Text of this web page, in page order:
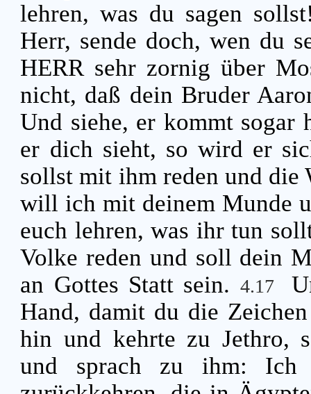
lehren, was du sagen
Herr, sende doch, wen du
HERR sehr zornig über
nicht, daß dein Bruder
Und siehe, er kommt sogar
er dich sieht, so wird er
sollst mit ihm reden und die
will ich mit deinem Munde
euch lehren, was ihr tun
Volke reden und soll dein
an Gottes Statt sein. 4.17
Hand, damit du die
hin und kehrte zu Jethro,
und sprach zu ihm: Ich